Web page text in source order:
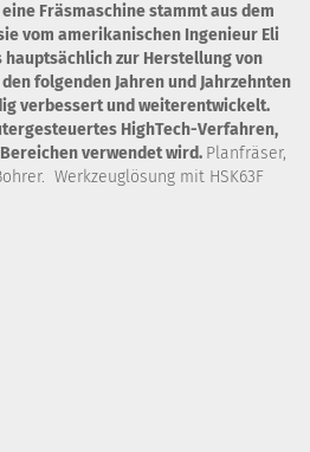
Fräsmaschine stammt aus dem
vom amerikanischen Ingenieur Eli
zur Herstellung von
folgenden Jahren und Jahrzehnten
verbessert und weiterentwickelt.
HighTech-Verfahren,
verwendet wird. Planfräser,
Werkzeuglösung mit HSK63F